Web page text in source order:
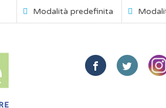
Modalità predefinita